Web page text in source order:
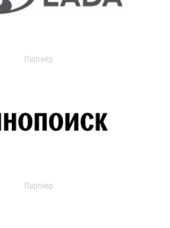
Партнер
Партнер